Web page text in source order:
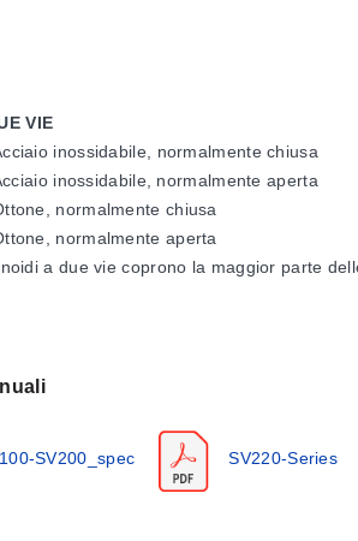
VIE
inossidabile, normalmente chiusa
inossidabile, normalmente aperta
normalmente chiusa
normalmente aperta
a due vie coprono la maggior parte
(1) e un'uscita (2). Una valvola
gas (SV101-105, 107-113, Filtro 40 micron)
max.:1,5 volte la pressione
15 a 150°F (-9 a 50°C)
SV200_spec SV220-Series